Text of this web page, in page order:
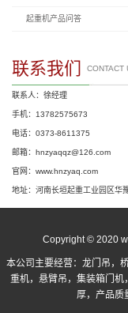
起重机产品问答
联系我们 CONTACT
联系人：徐经理
手机：13782575673
电话：0373-8611375
邮箱：hnzyaqqz@126.com
官网：www.hnzyaq.com
地址：河南长垣起重工业园区华
Copyright © 2020
本公司主要经营： 龙门吊 ，
重机，悬臂吊，集装箱门
厚，产品质